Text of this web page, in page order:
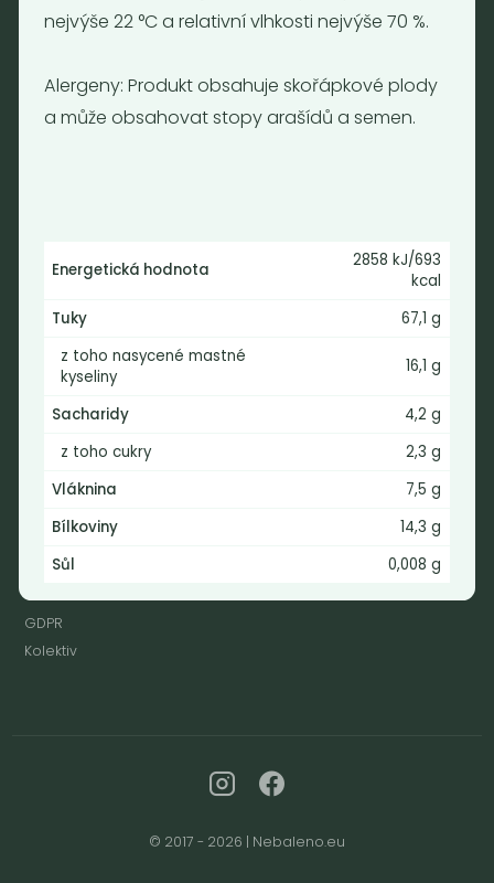
Nebaleno s.r.o.
Tel.: (+420) 723 736 413
Otevírací doba
Sobota 10:00 - 16:00
Neděle - zavřeno
Provozní informace
Obchodní podmínky
Reklamační formulář
GDPR
Kolektiv
© 2017 - 2026 | Nebaleno.eu
nejvýše 22 °C a relativní vlhkosti nejvýše 70 %.
Alergeny: Produkt obsahuje skořápkové plody
a může obsahovat stopy arašídů a semen.
Energetická hodnota
2858 kJ/693
kcal
Tuky
67,1 g
z toho nasycené mastné
kyseliny
16,1 g
Sacharidy
4,2 g
z toho cukry
2,3 g
Vláknina
7,5 g
Bílkoviny
14,3 g
Sůl
0,008 g